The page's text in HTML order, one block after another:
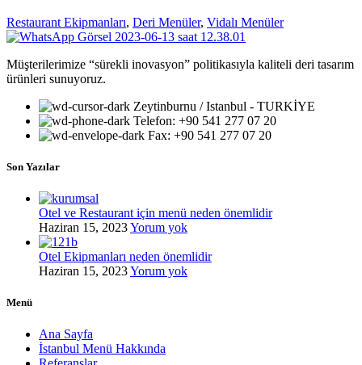
Restaurant Ekipmanları, Deri Menüler, Vidalı Menüler
Müşterilerimize “sürekli inovasyon” politikasıyla kaliteli deri tasarım
ürünleri sunuyoruz.
Zeytinburnu / Istanbul - TURKİYE
Telefon: +90 541 277 07 20
Fax: +90 541 277 07 20
Son Yazılar
Otel ve Restaurant için menü neden önemlidir
Haziran 15, 2023Yorum yok
Otel Ekipmanları neden önemlidir
Haziran 15, 2023Yorum yok
Menü
Ana Sayfa
İstanbul Menü Hakkında